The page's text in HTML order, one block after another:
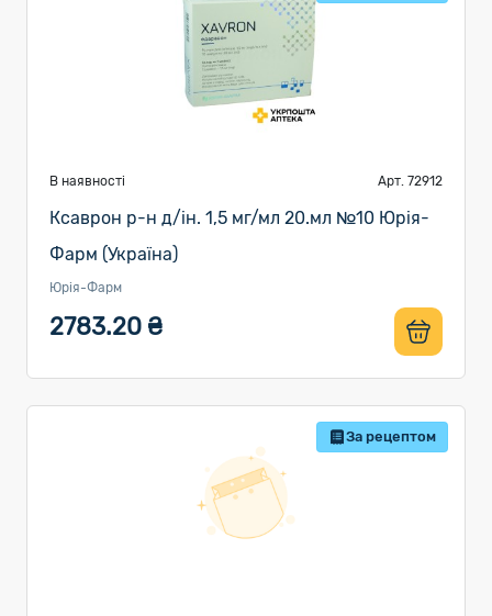
В наявності Арт. 72912
Ксаврон р-н д/ін. 1,5 мг/мл 20.мл №10 Юрія-
Фарм (Україна)
Юрія-Фарм
2783.20 ₴
За рецептом